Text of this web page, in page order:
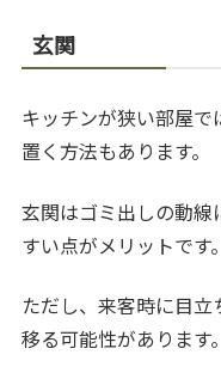
玄関
キッチンが狭い部屋
置く方法もあります。
玄関はゴミ出しの動線
すい点がメリットです。
ただし、来客時に目
移る可能性があります。